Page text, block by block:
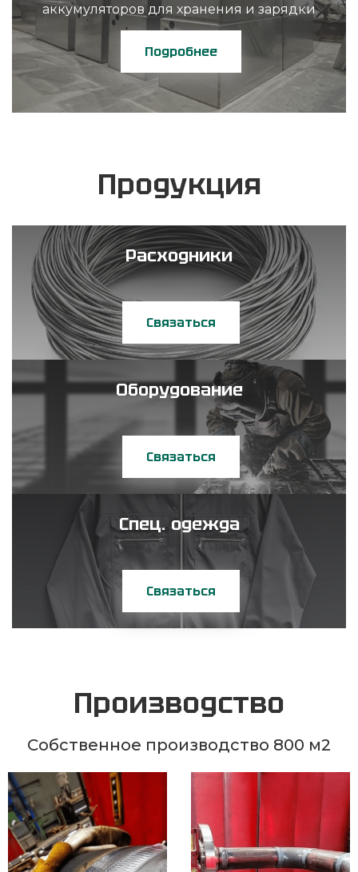
аккумуляторов для хранения и зарядки
Подробнее
Продукция
Расходники
Связаться
Оборудование
Связаться
Спец. одежда
Связаться
Производство
Собственное производство 800 м2